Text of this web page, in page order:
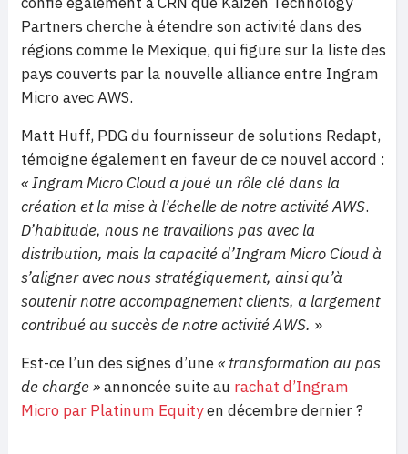
Partners cherche à étendre son activité dans des
régions comme le Mexique, qui figure sur la liste des
pays couverts par la nouvelle alliance entre Ingram
Micro avec AWS.
Matt Huff, PDG du fournisseur de solutions Redapt,
témoigne également en faveur de ce nouvel accord :
« Ingram Micro Cloud a joué un rôle clé dans la
création et la mise à l’échelle de notre activité AWS.
D’habitude, nous ne travaillons pas avec la
distribution, mais la capacité d’Ingram Micro Cloud à
s’aligner avec nous stratégiquement, ainsi qu’à
soutenir notre accompagnement clients, a largement
contribué au succès de notre activité AWS. »
Est-ce l’un des signes d’une« transformation au pas
de charge »annoncée suite au rachat d’Ingram
Micro par Platinum Equityen décembre dernier ?